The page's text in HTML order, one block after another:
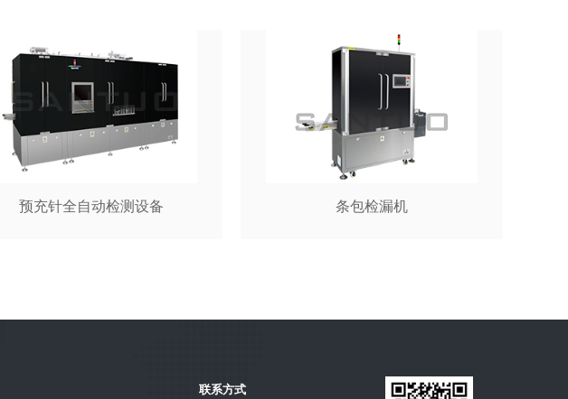
预充针全自动检测设备 条包检漏机
联系方式